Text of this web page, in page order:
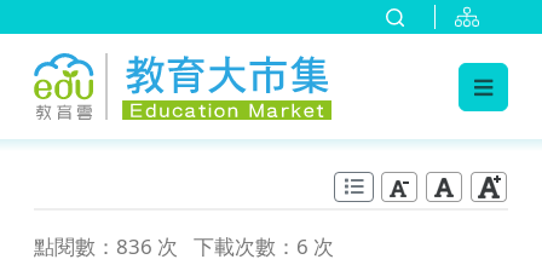
點閱數：836 次 下載次數：6 次